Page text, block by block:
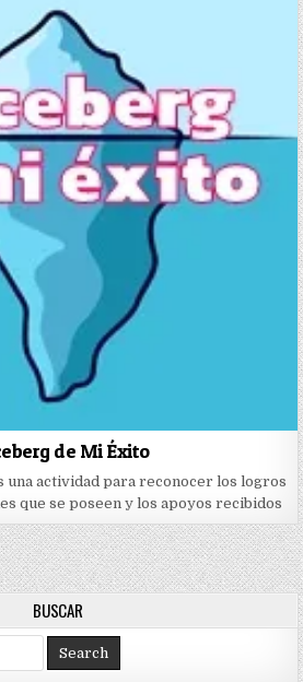
de Mi Éxito
una actividad para reconocer los logros
que se poseen y los apoyos recibidos
BUSCAR